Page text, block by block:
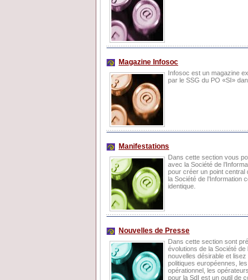
Magazine Infosoc
Infosoc est un magazine
par le SSG du PO «SI»
Manifestations
Dans cette section vous
avec la Société de
pour créer un point central
la Société de l’Information
identique.
Nouvelles de Presse
Dans cette section sont
évolutions de la Société de
nouvelles désirable et
politiques européennes,
opérationnel, les
pour la SdI est un outil de